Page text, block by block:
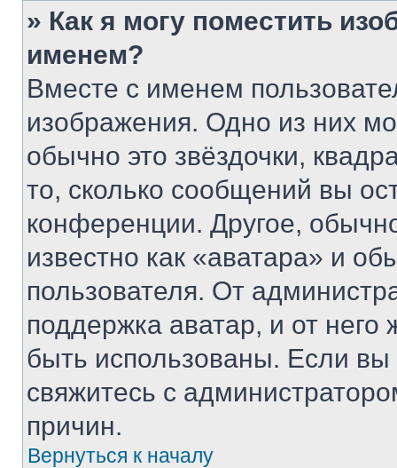
» Как я могу поместить
именем?
Вместе с именем
изображения. Одно из них
обычно это звёздочки,
то, сколько сообщений вы
конференции. Другое,
известно как «аватара» и
пользователя. От
поддержка аватар, и от него
быть использованы. Если
свяжитесь с
причин.
Вернуться к началу